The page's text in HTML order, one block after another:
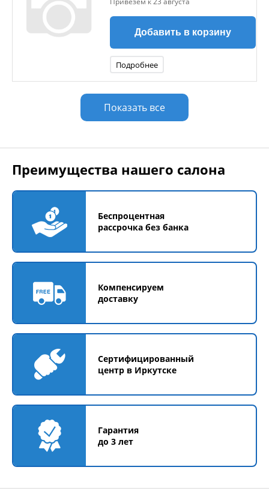
Добавить в корзину
Подробнее
Показать все
Преимущества нашего салона
Беспроцентная
рассрочка без банка
Компенсируем
доставку
Сертифицированный
центр в Иркутске
Гарантия
до 3 лет